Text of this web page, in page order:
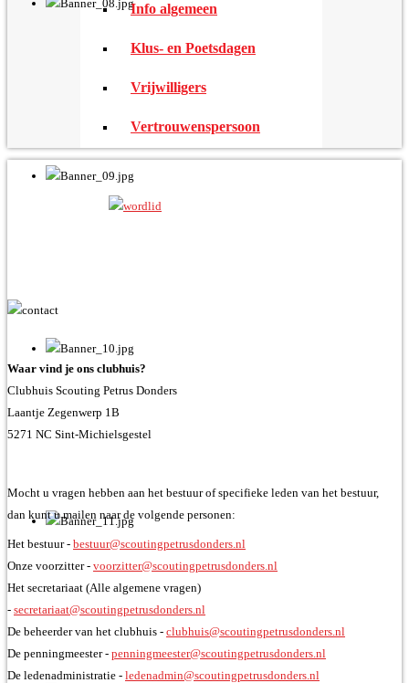
Info algemeen
Klus- en Poetsdagen
Vrijwilligers
Vertrouwenspersoon
Waar vind je ons clubhuis?
Clubhuis Scouting Petrus Donders
Laantje Zegenwerp 1B
5271 NC Sint-Michielsgestel
Mocht u vragen hebben aan het bestuur of specifieke leden van het bestuur,
dan kunt u mailen naar de volgende personen:
Het bestuur - bestuur@scoutingpetrusdonders.nl
Onze voorzitter - voorzitter@scoutingpetrusdonders.nl
Het secretariaat (Alle algemene vragen)
- secretariaat@scoutingpetrusdonders.nl
De beheerder van het clubhuis - clubhuis@scoutingpetrusdonders.nl
De penningmeester - penningmeester@scoutingpetrusdonders.nl
De ledenadministratie - ledenadmin@scoutingpetrusdonders.nl